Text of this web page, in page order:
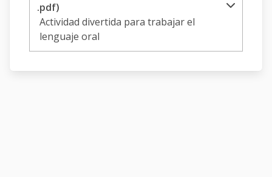
.pdf)
Actividad divertida para trabajar el
lenguaje oral